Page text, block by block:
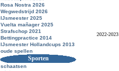
Rosa Nostra 2026
Wegwedstrijd 2026
IJsmeester 2025
Vuelta mañager 2025
Strafschop 2021
Bettingpractice 2014
IJsmeester Hollandcups 2013
oude spellen
Sporten
schaatsen
2022-2023